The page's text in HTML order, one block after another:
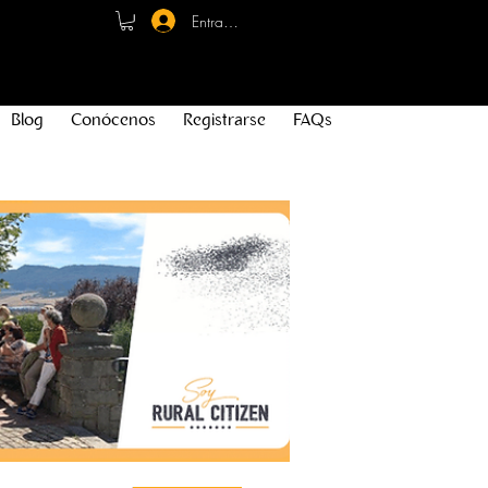
Entrar - Registro
Blog Conócenos Registrarse FAQs